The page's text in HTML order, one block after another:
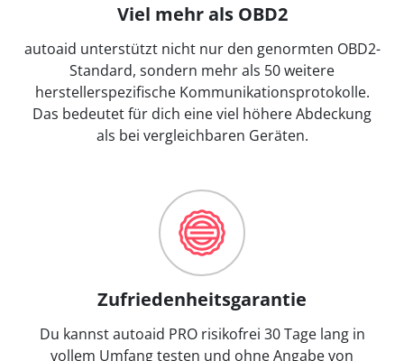
Viel mehr als OBD2
autoaid unterstützt nicht nur den genormten OBD2-
Standard, sondern mehr als 50 weitere
herstellerspezifische Kommunikationsprotokolle.
Das bedeutet für dich eine viel höhere Abdeckung
als bei vergleichbaren Geräten.
Zufriedenheitsgarantie
Du kannst autoaid PRO risikofrei 30 Tage lang in
vollem Umfang testen und ohne Angabe von